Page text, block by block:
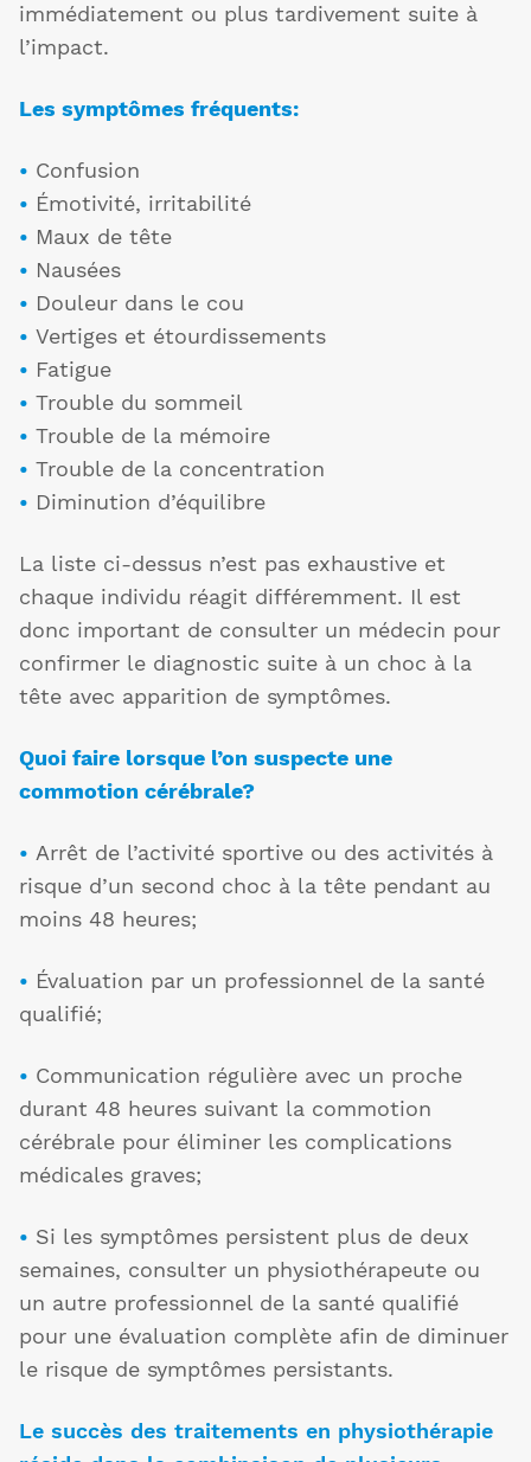
immédiatement ou plus tardivement suite à
l’impact.
Les symptômes fréquents:
• Confusion
• Émotivité, irritabilité
• Maux de tête
• Nausées
• Douleur dans le cou
• Vertiges et étourdissements
• Fatigue
• Trouble du sommeil
• Trouble de la mémoire
• Trouble de la concentration
• Diminution d’équilibre
La liste ci-dessus n’est pas exhaustive et
chaque individu réagit différemment. Il est
donc important de consulter un médecin pour
confirmer le diagnostic suite à un choc à la
tête avec apparition de symptômes.
Quoi faire lorsque l’on suspecte une
commotion cérébrale?
• Arrêt de l’activité sportive ou des activités à
risque d’un second choc à la tête pendant au
moins 48 heures;
• Évaluation par un professionnel de la santé
qualifié;
• Communication régulière avec un proche
durant 48 heures suivant la commotion
cérébrale pour éliminer les complications
médicales graves;
• Si les symptômes persistent plus de deux
semaines, consulter un physiothérapeute ou
un autre professionnel de la santé qualifié
pour une évaluation complète afin de diminuer
le risque de symptômes persistants.
Le succès des traitements en physiothérapie